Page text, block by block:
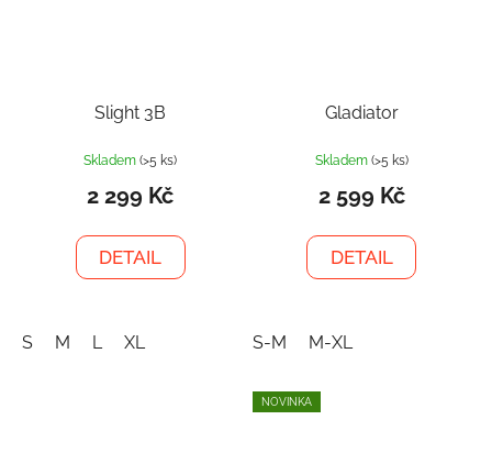
Slight 3B
Skladem(>5 ks)
2 299 Kč
DETAIL
S M L XL
Gladiator
Skladem (>5 ks)
2 599 Kč
DETAIL
S-M M-XL
NOVINKA